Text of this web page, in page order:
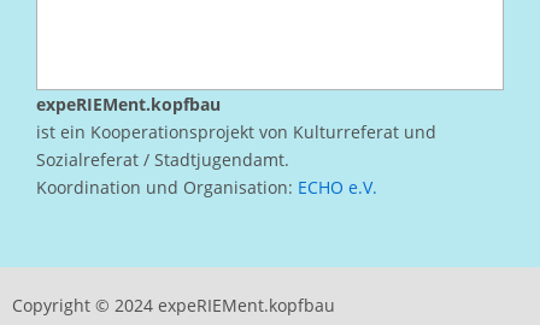
expeRIEMent.kopfbau
ist ein Kooperationsprojekt von Kulturreferat und
Sozialreferat / Stadtjugendamt.
Koordination und Organisation: ECHO e.V.
Copyright © 2024 expeRIEMent.kopfbau